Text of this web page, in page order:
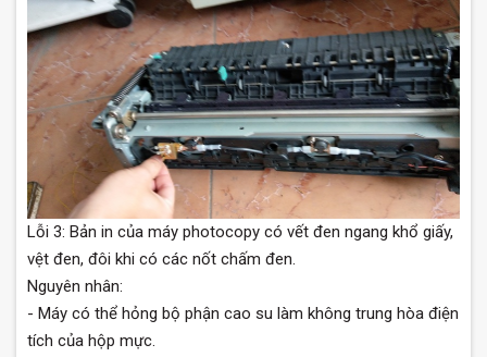
Lỗi 3: Bản in của máy photocopy có vết đen ngang khổ giấy,
vệt đen, đôi khi có các nốt chấm đen.
Nguyên nhân:
- Máy có thể hỏng bộ phận cao su làm không trung hòa điện
tích của hộp mực.